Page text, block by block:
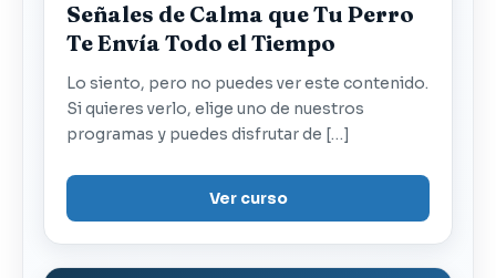
Señales de Calma que Tu Perro
Te Envía Todo el Tiempo
Lo siento, pero no puedes ver este contenido.
Si quieres verlo, elige uno de nuestros
programas y puedes disfrutar de […]
Ver curso